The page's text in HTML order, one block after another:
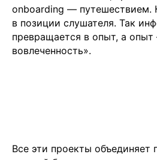
onboarding — путешествием.
в позиции слушателя. Так
превращается в опыт, а
вовлеченность».
Все эти проекты объединяет